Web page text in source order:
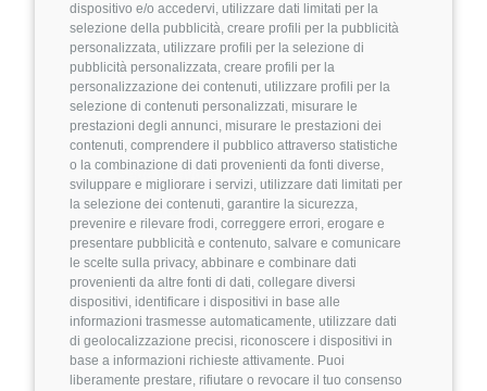
dispositivo e/o accedervi, utilizzare dati limitati per la
selezione della pubblicità, creare profili per la pubblicità
personalizzata, utilizzare profili per la selezione di
pubblicità personalizzata, creare profili per la
personalizzazione dei contenuti, utilizzare profili per la
selezione di contenuti personalizzati, misurare le
prestazioni degli annunci, misurare le prestazioni dei
contenuti, comprendere il pubblico attraverso statistiche
o la combinazione di dati provenienti da fonti diverse,
sviluppare e migliorare i servizi, utilizzare dati limitati per
la selezione dei contenuti, garantire la sicurezza,
prevenire e rilevare frodi, correggere errori, erogare e
presentare pubblicità e contenuto, salvare e comunicare
le scelte sulla privacy, abbinare e combinare dati
provenienti da altre fonti di dati, collegare diversi
dispositivi, identificare i dispositivi in base alle
informazioni trasmesse automaticamente, utilizzare dati
di geolocalizzazione precisi, riconoscere i dispositivi in
base a informazioni richieste attivamente. Puoi
liberamente prestare, rifiutare o revocare il tuo consenso
industry worldwide. Welcome to the future!
💼
Livello di esperienza
Middle
📍
Sede di lavoro
Modena
🖥️
Modalità di lavoro
Ibrido